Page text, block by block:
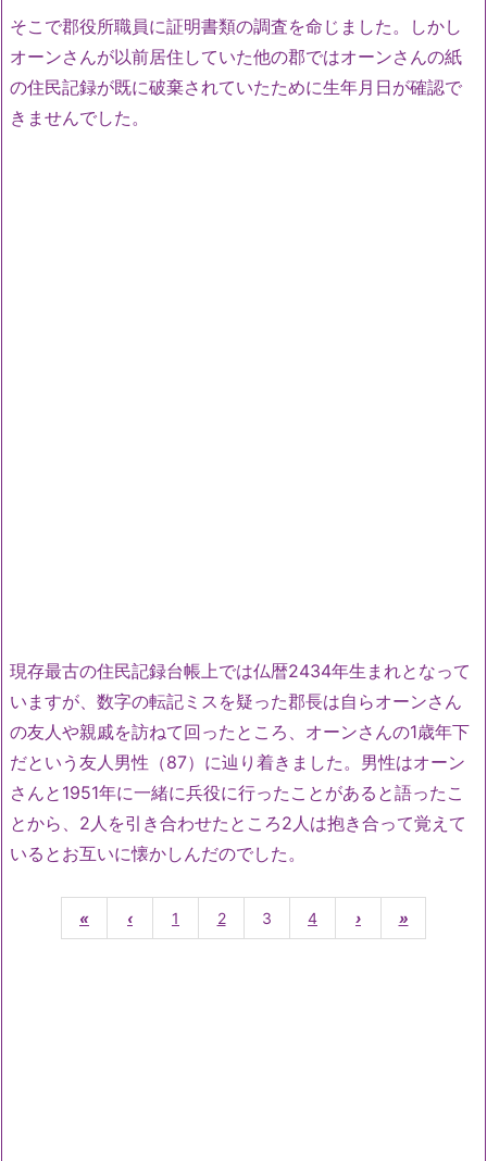
そこで郡役所職員に証明書類の調査を命じました。しかし
オーンさんが以前居住していた他の郡ではオーンさんの紙
の住民記録が既に破棄されていたために生年月日が確認で
きませんでした。
現存最古の住民記録台帳上では仏暦2434年生まれとなって
いますが、数字の転記ミスを疑った郡長は自らオーンさん
の友人や親戚を訪ねて回ったところ、オーンさんの1歳年下
だという友人男性（87）に辿り着きました。男性はオーン
さんと1951年に一緒に兵役に行ったことがあると語ったこ
とから、2人を引き合わせたところ2人は抱き合って覚えて
いるとお互いに懐かしんだのでした。
« ‹ 1 2 3 4 › »